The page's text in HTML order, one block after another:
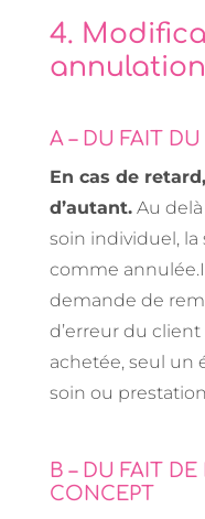
4.
annulation
A – DU FAIT
En cas de
d’autant.Au delà
soin individuel, la
comme
demande de
d’erreur du
achetée, seul un
soin ou
B – DU FAIT
CONCEPT